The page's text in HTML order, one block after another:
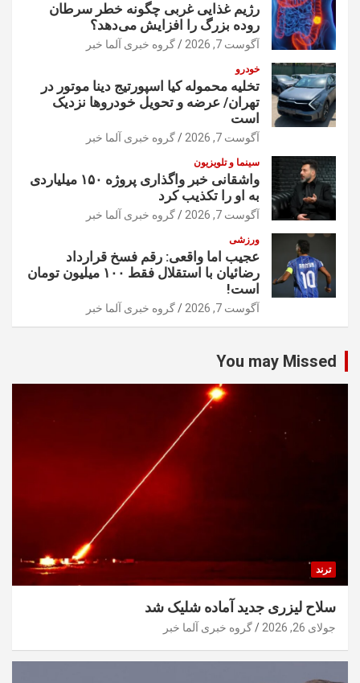
رژیم غذایی غربی چگونه خطر سرطان
روده بزرگ را افزایش می‌دهد؟
آگوست 7, 2026 گروه خبری آلما خبر
خودرو
تخلیه محموله کیا اسپورتیج دینا موتور در
تهران/ عرضه و تحویل خودروها نزدیک
است
آگوست 7, 2026 گروه خبری آلما خبر
سینما و تلویزیون
واشقانی خبر واگذاری پروژه ۱۵۰ میلیاردی
به او را تکذیب کرد
آگوست 7, 2026 گروه خبری آلما خبر
ورزشی
عجیب اما واقعی: رقم فسخ قرارداد
رضائیان با استقلال فقط ۱۰۰ میلیون تومان
است!
آگوست 7, 2026 گروه خبری آلما خبر
You may Missed
ترند
سلاح لیزری جدید آماده شلیک شد
جولای 26, 2026 گروه خبری آلما خبر